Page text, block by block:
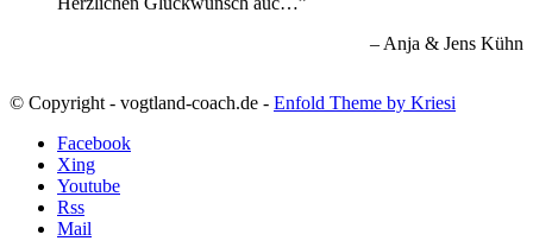
Anja & Jens Kühn
© Copyright - vogtland-coach.de - Enfold Theme by Kriesi
Facebook
Xing
Youtube
Rss
Mail